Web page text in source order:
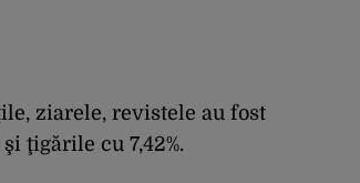
ziarele, revistele au fost
ţigările cu 7,42%.